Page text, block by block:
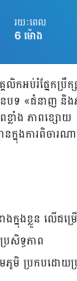
រយៈពេល
6 ម៉ោង
លិកអប់រំផ្នែកប្រឹ
ានបទ «ជំនាញ និង
ខ្លាំង ភាពខ្សោ
ក្នុងការពិចារណ
ក្នុងខ្លួន លើជម្
រសិទ្ធភាព
ភូមិ ប្រកបដោយប្